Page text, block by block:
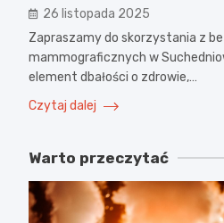
26 listopada 2025
Zapraszamy do skorzystania z
mammograficznych w
element dbałości o zdrowie,…
Czytaj dalej
Warto przeczytać